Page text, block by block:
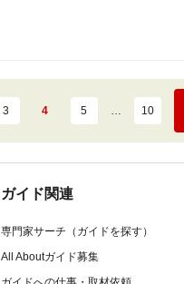
3 4 5 … 10
ガイド関連
専門家サーチ（ガイドを探す）
All Aboutガイド募集